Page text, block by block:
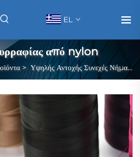
EL
από nylon
>Υψηλής Αντοχής Συνεχές Νήμα Ραψίματος